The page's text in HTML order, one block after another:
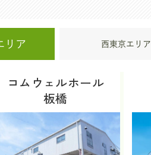
リア 西東京エリア
コムウェルホール
板橋